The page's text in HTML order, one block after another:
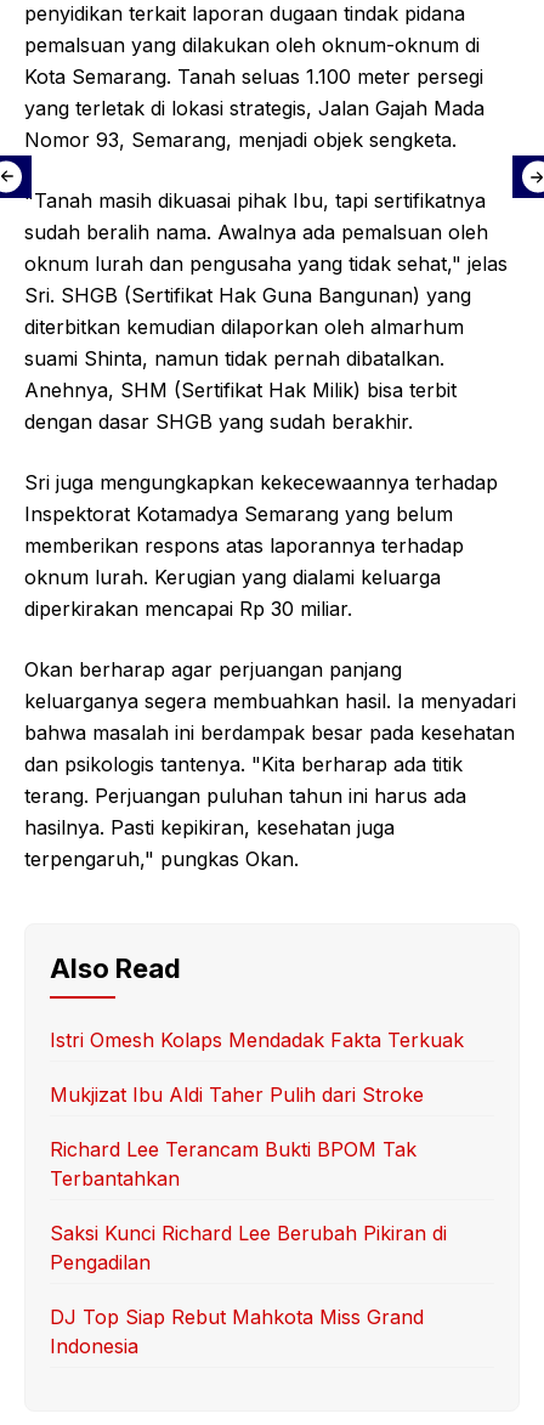
penyidikan terkait laporan dugaan tindak pidana
pemalsuan yang dilakukan oleh oknum-oknum di
Kota Semarang. Tanah seluas 1.100 meter persegi
yang terletak di lokasi strategis, Jalan Gajah Mada
Nomor 93, Semarang, menjadi objek sengketa.
"Tanah masih dikuasai pihak Ibu, tapi sertifikatnya
sudah beralih nama. Awalnya ada pemalsuan oleh
oknum lurah dan pengusaha yang tidak sehat," jelas
Sri. SHGB (Sertifikat Hak Guna Bangunan) yang
diterbitkan kemudian dilaporkan oleh almarhum
suami Shinta, namun tidak pernah dibatalkan.
Anehnya, SHM (Sertifikat Hak Milik) bisa terbit
dengan dasar SHGB yang sudah berakhir.
Sri juga mengungkapkan kekecewaannya terhadap
Inspektorat Kotamadya Semarang yang belum
memberikan respons atas laporannya terhadap
oknum lurah. Kerugian yang dialami keluarga
diperkirakan mencapai Rp 30 miliar.
Okan berharap agar perjuangan panjang
keluarganya segera membuahkan hasil. Ia menyadari
bahwa masalah ini berdampak besar pada kesehatan
dan psikologis tantenya. "Kita berharap ada titik
terang. Perjuangan puluhan tahun ini harus ada
hasilnya. Pasti kepikiran, kesehatan juga
terpengaruh," pungkas Okan.
Also Read
Istri Omesh Kolaps Mendadak Fakta Terkuak
Mukjizat Ibu Aldi Taher Pulih dari Stroke
Richard Lee Terancam Bukti BPOM Tak
Terbantahkan
Saksi Kunci Richard Lee Berubah Pikiran di
Pengadilan
DJ Top Siap Rebut Mahkota Miss Grand
Indonesia